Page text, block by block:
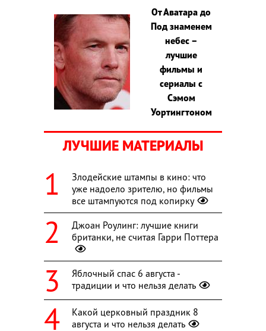
От Аватара до
Под знаменем
небес –
лучшие
фильмы и
сериалы с
Сэмом
Уортингтоном
ЛУЧШИЕ МАТЕРИАЛЫ
Злодейские штампы в кино: что
уже надоело зрителю, но фильмы
все штампуются под копирку
Джоан Роулинг: лучшие книги
британки, не считая Гарри Поттера
Яблочный спас 6 августа -
традиции и что нельзя делать
Какой церковный праздник 8
августа и что нельзя делать